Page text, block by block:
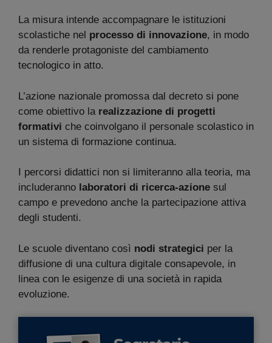
La misura intende accompagnare le istituzioni
scolastiche nel processo di innovazione, in modo
da renderle protagoniste del cambiamento
tecnologico in atto.
L’azione nazionale promossa dal decreto si pone
come obiettivo la realizzazione di progetti
formativi che coinvolgano il personale scolastico in
un sistema di formazione continua.
I percorsi didattici non si limiteranno alla teoria, ma
includeranno laboratori di ricerca-azione sul
campo e prevedono anche la partecipazione attiva
degli studenti.
Le scuole diventano così nodi strategici per la
diffusione di una cultura digitale consapevole, in
linea con le esigenze di una società in rapida
evoluzione.